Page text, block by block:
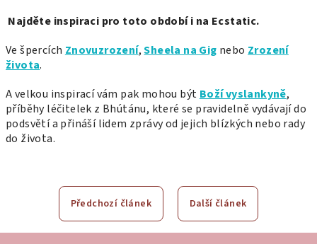
Najděte inspiraci pro toto období i na Ecstatic.
Ve špercích Znovuzrození,Sheela na Gig nebo Zrození
života.
A velkou inspirací vám pak mohou být Boží vyslankyně,
příběhy léčitelek z Bhútánu, které se pravidelně vydávají do
podsvětí a přináší lidem zprávy od jejich blízkých nebo rady
do života.
Předchozí článek Další článek